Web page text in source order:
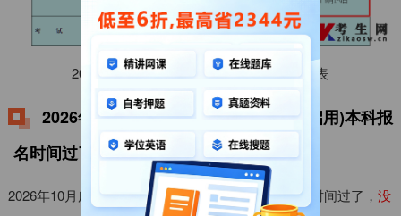
2026年广州市自学考试常规工作时间安排表
2026年10月广东工程管理(2026年1月启用)本科报
名时间过了怎么办
2026年10月广东工程管理(2026年1月启用)本科报名时间过了， 没